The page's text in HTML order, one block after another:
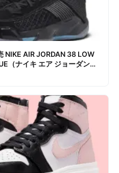
NIKE AIR JORDAN 38 LOW
（ナイキ エア ジョーダン
シティ ブルー） 販売/定価/店